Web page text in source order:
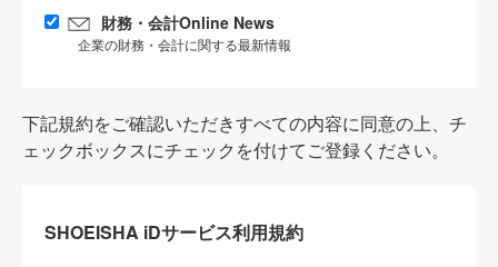
財務・会計Online News
企業の財務・会計に関する最新情報
下記規約をご確認いただきすべての内容に同意の上、チ
ェックボックスにチェックを付けてご登録ください。
SHOEISHA iDサービス利用規約